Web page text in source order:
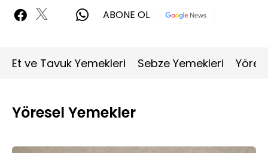
ABONE OL
Et ve Tavuk Yemekleri Sebze Yemekleri
Yöresel Yemekler